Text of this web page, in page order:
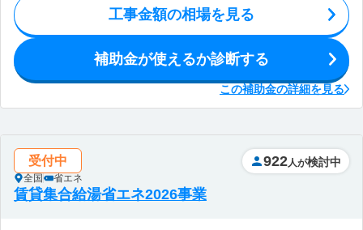
工事金額の相場を見る
補助金が使えるか診断する
この補助金の詳細を見る
受付中
全国 省エネ
922 人が検討中
賃貸集合給湯省エネ2026事業